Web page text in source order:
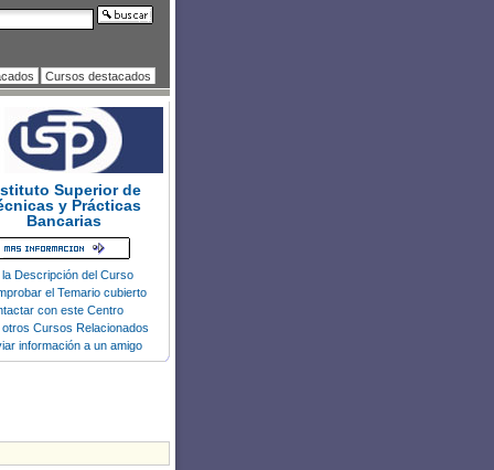
Cursos destacados
Superior de
y Prácticas
Bancarias
la Descripción del Curso
el Temario cubierto
con este Centro
otros Cursos Relacionados
información a un amigo